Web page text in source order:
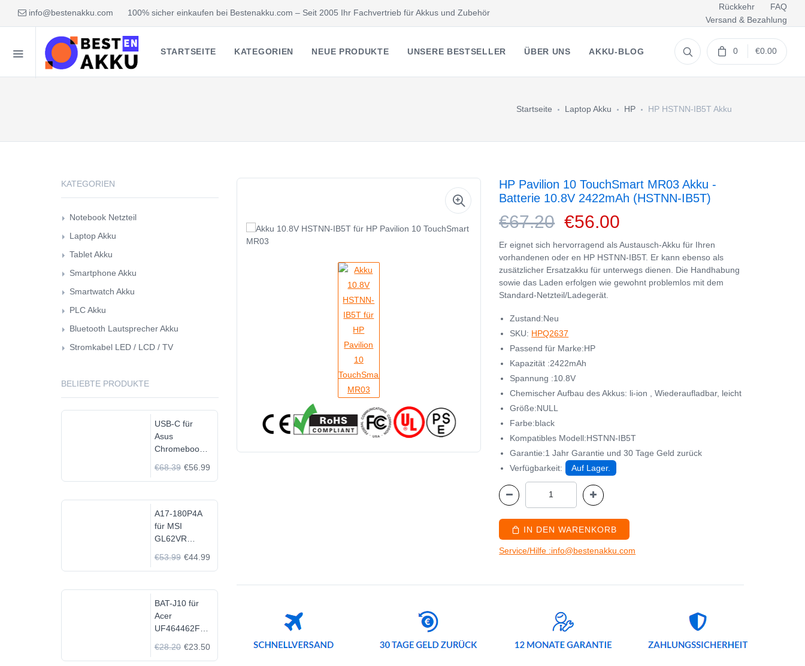
info@bestenakku.com 100% sicher einkaufen bei Bestenakku.com – Seit 2005 Ihr Fachvertrieb für Akkus und Zubehör
Rückkehr
FAQ
Versand & Bezahlung
STARTSEITE KATEGORIEN NEUE PRODUKTE UNSERE BESTSELLER ÜBER UNS AKKU-BLOG 0 €0.00
Startseite Laptop Akku HP HP HSTNN-IB5T Akku
HP Pavilion 10 TouchSmart MR03 Akku -
Batterie 10.8V 2422mAh (HSTNN-IB5T)
€67.20€56.00
Er eignet sich hervorragend als Austausch-Akku für Ihren
vorhandenen oder en HP HSTNN-IB5T. Er kann ebenso als
zusätzlicher Ersatzakku für unterwegs dienen. Die Handhabung
sowie das Laden erfolgen wie gewohnt problemlos mit dem
Standard-Netzteil/Ladegerät.
Zustand:Neu
SKU: HPQ2637
Passend für Marke:HP
Kapazität :2422mAh
Spannung :10.8V
Chemischer Aufbau des Akkus: li-ion , Wiederaufladbar, leicht
Größe:NULL
Farbe:black
Kompatibles Modell:HSTNN-IB5T
Garantie:1 Jahr Garantie und 30 Tage Geld zurück
Verfügbarkeit:
Auf Lager.
IN DEN WARENKORB
Service/Hilfe :info@bestenakku.com
KATEGORIEN
Notebook Netzteil
Laptop Akku
Tablet Akku
Smartphone Akku
Smartwatch Akku
PLC Akku
Bluetooth Lautsprecher Akku
Stromkabel LED / LCD / TV
BELIEBTE PRODUKTE
USB-C für
Asus
Chromebook
€68.39 €56.99
A17-180P4A
für MSI
GL62VR
€53.99 €44.99
BAT-J10 für
Acer
UF464462F
€28.20 €23.50